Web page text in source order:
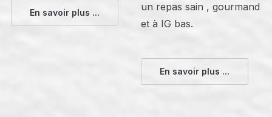
En savoir plus ...
un repas sain , gourmand
et à IG bas.
En savoir plus ...